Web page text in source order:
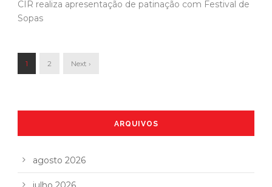
CIR realiza apresentação de patinação com Festival de
Sopas
1 2 Next ›
ARQUIVOS
agosto 2026